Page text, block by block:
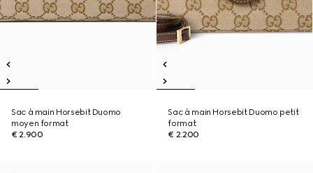
Sac à main Horsebit Duomo
moyen format
€ 2.900
Sac à main Horsebit Duomo petit
format
€ 2.200